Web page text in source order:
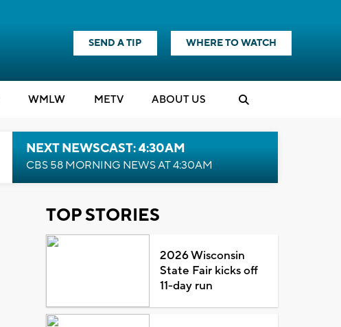
SEND A TIP WHERE TO WATCH
WMLW METV ABOUT US
NEXT NEWSCAST: 4:30AM
CBS 58 MORNING NEWS AT 4:30AM
TOP STORIES
2026 Wisconsin
State Fair kicks off
11-day run